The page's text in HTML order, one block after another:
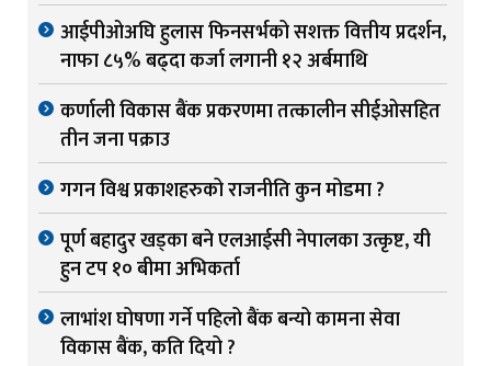
आईपीओअघि हुलास फिनसर्भको सशक्त वित्तीय प्रदर्शन,
नाफा ८५% बढ्दा कर्जा लगानी १२ अर्बमाथि
कर्णाली विकास बैंक प्रकरणमा तत्कालीन सीईओसहित
तीन जना पक्राउ
गगन विश्व प्रकाशहरुको राजनीति कुन मोडमा ?
पूर्ण बहादुर खड्का बने एलआईसी नेपालका उत्कृष्ट, यी
हुन टप १० बीमा अभिकर्ता
लाभांश घोषणा गर्ने पहिलो बैंक बन्यो कामना सेवा
विकास बैंक, कति दियो ?